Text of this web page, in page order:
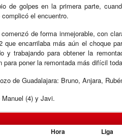
de golpes en la primera parte,
el encuentro.
comenzó de forma inmejorable, con
que encarrilaba más aún el choque
y trabajando para obtener la
para poner la remontada más difícil
de Guadalajara: Bruno, Anjara,
(4) y Javi.
Hora Liga